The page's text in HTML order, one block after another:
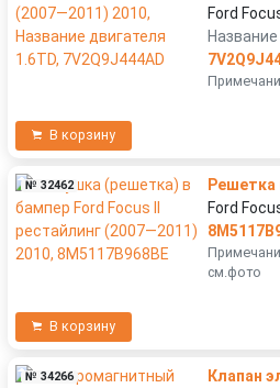
Ford
В корзину
№ 32462
Решетка
Ford
см.фото
В корзину
№ 34266
Клапан